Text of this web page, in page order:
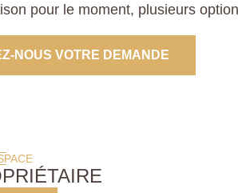
pour le moment, plusieurs
NOUS VOTRE DEMANDE